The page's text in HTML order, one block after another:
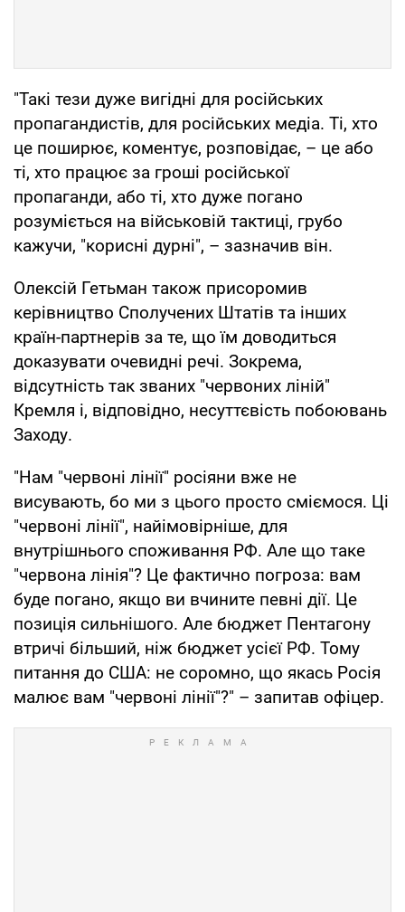
"Такі тези дуже вигідні для російських
пропагандистів, для російських медіа. Ті, хто
це поширює, коментує, розповідає, – це або
ті, хто працює за гроші російської
пропаганди, або ті, хто дуже погано
розуміється на військовій тактиці, грубо
кажучи, "корисні дурні", – зазначив він.
Олексій Гетьман також присоромив
керівництво Сполучених Штатів та інших
країн-партнерів за те, що їм доводиться
доказувати очевидні речі. Зокрема,
відсутність так званих "червоних ліній"
Кремля і, відповідно, несуттєвість побоювань
Заходу.
"Нам "червоні лінії" росіяни вже не
висувають, бо ми з цього просто сміємося. Ці
"червоні лінії", найімовірніше, для
внутрішнього споживання РФ. Але що таке
"червона лінія"? Це фактично погроза: вам
буде погано, якщо ви вчините певні дії. Це
позиція сильнішого. Але бюджет Пентагону
втричі більший, ніж бюджет усієї РФ. Тому
питання до США: не соромно, що якась Росія
малює вам "червоні лінії"?" – запитав офіцер.